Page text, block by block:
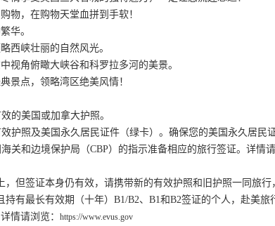
物，在购物天堂血拼到手软！
华。
西峡壮丽的自然风光。
视角俯瞰大峡谷和科罗拉多河的美景。
景点，领略湾区绝美风情！
的美国或加拿大护照。
护照及美国永久居民证件（绿卡）。确保您的美国永久居民
关和边境保护局（CBP）的指示准备相应的旅行签证。详情请
但签证本身仍有效，请携带新的有效护照和旧护照一同旅行
持有最长有效期（十年）B1/B2、B1和B2签证的个人，赴美
情请浏览： https://www.evus.gov